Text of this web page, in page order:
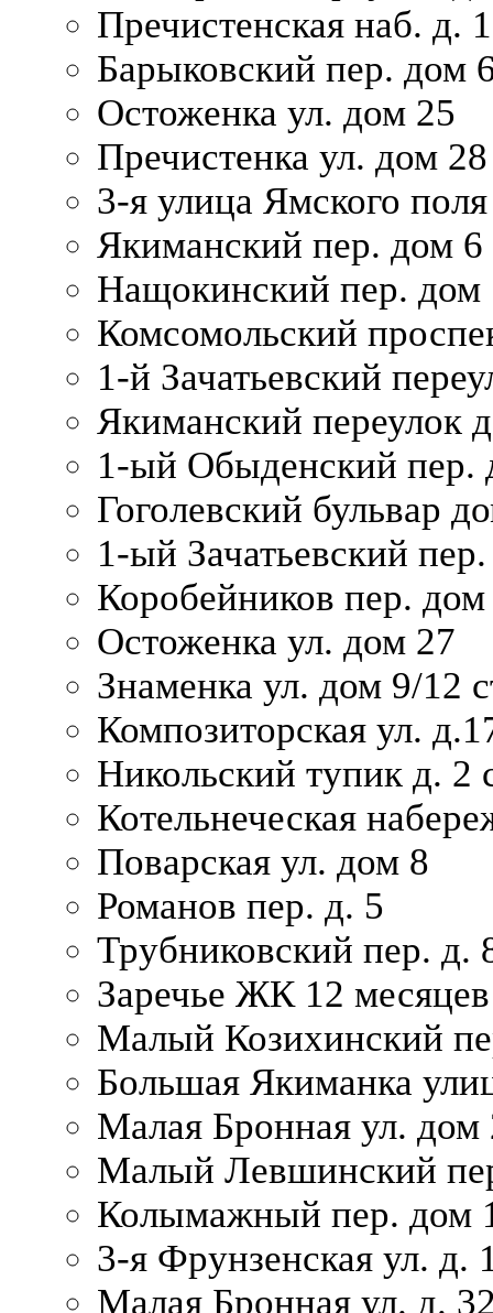
Пречистенская наб. д.
Барыковский пер. дом
Остоженка ул. дом 25
Пречистенка ул. дом 28
3-я улица Ямского
Якиманский пер. дом 6
Нащокинский пер. дом
Комсомольский
1-й Зачатьевский
Якиманский переулок
1-ый Обыденский пер.
Гоголевский бульвар
1-ый Зачатьевский
Коробейников пер.
Остоженка ул. дом 27
Знаменка ул. дом 9/12
Композиторская ул.
Никольский тупик д. 2
Котельнеческая
Поварская ул. дом 8
Романов пер. д. 5
Трубниковский пер. д.
Заречье ЖК 12 месяцев
Малый Козихинский
Большая Якиманка
Малая Бронная ул. дом
Малый Левшинский
Колымажный пер. дом
3-я Фрунзенская ул. д.
Малая Бронная ул. д.